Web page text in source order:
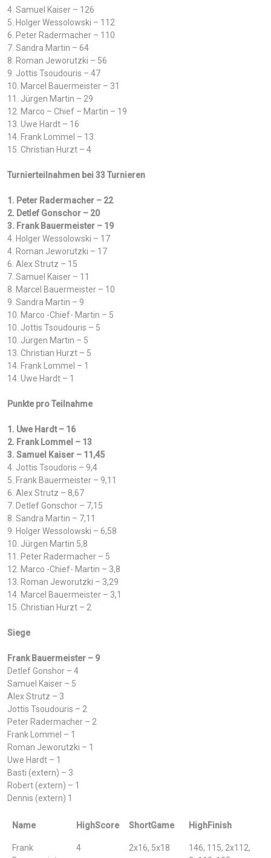
4. Samuel Kaiser – 126
5. Holger Wessolowski – 112
6. Peter Radermacher – 110
7. Sandra Martin – 64
8. Roman Jeworutzki – 56
9. Jottis Tsoudouris – 47
10. Marcel Bauermeister – 31
11. Jürgen Martin – 29
12. Marco – Chief – Martin – 19
13. Uwe Hardt – 16
14. Frank Lommel – 13
15. Christian Hurzt – 4
Turnierteilnahmen bei 33 Turnieren
1. Peter Radermacher – 22
2. Detlef Gonschor – 20
3. Frank Bauermeister – 19
4. Holger Wessolowski – 17
4. Roman Jeworutzki – 17
6. Alex Strutz – 15
7. Samuel Kaiser – 11
8. Marcel Bauermeister – 10
9. Sandra Martin – 9
10. Marco -Chief- Martin – 5
10. Jottis Tsoudouris – 5
10. Jürgen Martin – 5
13. Christian Hurzt – 5
14. Frank Lommel – 1
14. Uwe Hardt – 1
Punkte pro Teilnahme
1. Uwe Hardt – 16
2. Frank Lommel – 13
3. Samuel Kaiser – 11,45
4. Jottis Tsoudoris – 9,4
5. Frank Bauermeister – 9,11
6. Alex Strutz – 8,67
7. Detlef Gonschor – 7,15
8. Sandra Martin – 7,11
9. Holger Wessolowski – 6,58
10. Jürgen Martin 5,8
11. Peter Radermacher – 5
12. Marco -Chief- Martin – 3,8
13. Roman Jeworutzki – 3,29
14. Marcel Bauermeister – 3,1
15. Christian Hurzt – 2
Siege
Frank Bauermeister – 9
Detlef Gonshor – 4
Samuel Kaiser – 5
Alex Strutz – 3
Jottis Tsoudouris – 2
Peter Radermacher – 2
Frank Lommel – 1
Roman Jeworutzki – 1
Uwe Hardt – 1
Basti (extern) – 3
Robert (extern) – 1
Dennis (extern) 1
Name HighScore ShortGame HighFinish
Frank
4 2x16, 5x18
146, 115, 2x112,